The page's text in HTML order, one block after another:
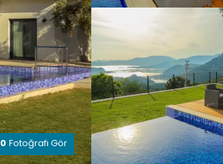
Fotoğrafı Gör